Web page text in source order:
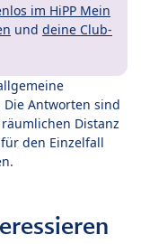
im HiPP Mein
und deine Club-
Antworten sind
Distanz
den Einzelfall